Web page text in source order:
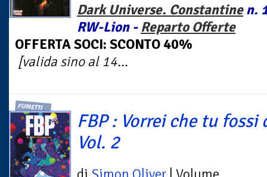
Dark Universe. Constantinen.
RW-Lion - Reparto Offerte
OFFERTA SOCI: SCONTO 40%
[valida sino al 14...
FUMETTI
FBP : Vorrei che tu fossi
Vol. 2